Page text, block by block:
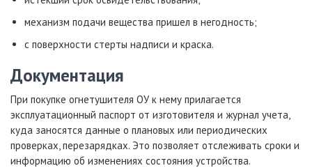
механизм подачи вещества пришел в негодность;
с поверхности стерты надписи и краска.
Документация
При покупке огнетушителя ОУ к нему прилагается
эксплуатационный паспорт от изготовителя и журнал учета,
куда заносятся данные о плановых или периодических
проверках, перезарядках. Это позволяет отслеживать сроки и
информацию об изменениях состояния устройства.